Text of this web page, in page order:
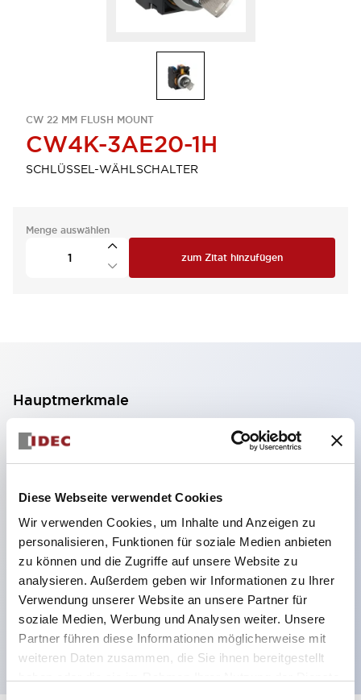
Diese Webseite verwendet Cookies
Wir verwenden Cookies, um Inhalte und Anzeigen zu
personalisieren, Funktionen für soziale Medien anbieten
zu können und die Zugriffe auf unsere Website zu
analysieren. Außerdem geben wir Informationen zu Ihrer
Verwendung unserer Website an unsere Partner für
soziale Medien, Werbung und Analysen weiter. Unsere
Partner führen diese Informationen möglicherweise mit
weiteren Daten zusammen, die Sie ihnen bereitgestellt
CW 22 MM FLUSH MOUNT
CW4K-3AE20-1H
SCHLÜSSEL-WÄHLSCHALTER
Menge auswählen
zum Zitat hinzufügen
Hauptmerkmale
2-Kontakt-Block mit 2 Stufen, ermöglicht eine 4-
Kontakt-Konfiguration (Gewährleistung der
Isolierung zwischen den 2 Kontakten).
59,9 mm (※ 22-stufiger Kontaktblock).
Platzsparendes Design möglich.
Sicherheitsstruktur der 3. Generation: 2-Aktions-
Freisetzung, integrierter Schutz, IP20-
Fingerschutzstruktur